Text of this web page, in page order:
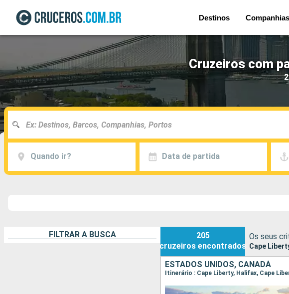
Destinos Companhias
Cruzeiros com
Quando ir? Data de partida
FILTRAR A BUSCA
205
cruzeiros encontrados
Os seus
Cape
ESTADOS UNIDOS, CANADÁ
Itinerário : Cape Liberty, Halifax, Cape